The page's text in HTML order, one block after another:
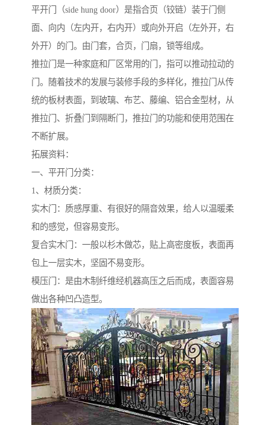
平开门（side hung door）是指合页（铰链）装于门侧
面、向内（左内开，右内开）或向外开启（左外开，右
外开）的门。由门套，合页，门扇，锁等组成。
推拉门是一种家庭和厂区常用的门，指可以推动拉动的
门。随着技术的发展与装修手段的多样化，推拉门从传
统的板材表面，到玻璃、布艺、藤编、铝合金型材，从
推拉门、折叠门到隔断门，推拉门的功能和使用范围在
不断扩展。
拓展资料：
一、平开门分类：
1、材质分类：
实木门：质感厚重、有很好的隔音效果，给人以温暖柔
和的感觉，但容易变形。
复合实木门：一般以杉木做芯，贴上高密度板，表面再
包上一层实木，坚固不易变形。
模压门：是由木制纤维经机器高压之后而成，表面容易
做出各种凹凸造型。